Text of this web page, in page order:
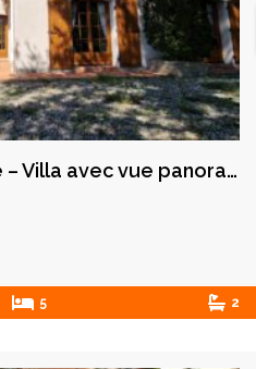
À vendre en exclusivité – Villa avec vue panoramique – Saint-Galmier
5 2